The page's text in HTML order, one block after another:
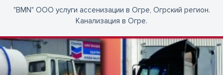
"BMN" ООО услуги ассенизации в Огре, Огрский регион.
Канализация в Огре.